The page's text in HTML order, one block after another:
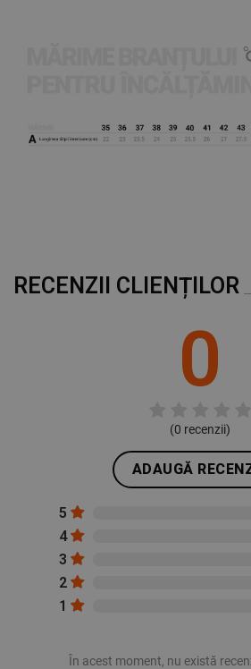
RECENZII CLIENȚILOR
0
(0 recenzii)
ADAUGĂ
5
4
3
2
1
În acest moment, nu există